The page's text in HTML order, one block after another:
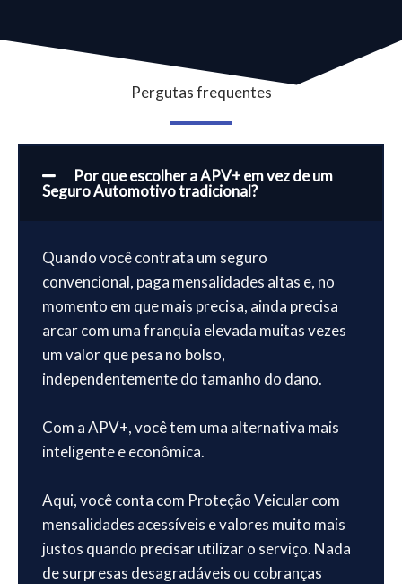
Pergutas frequentes
Por que escolher a APV+ em vez de um
Seguro Automotivo tradicional?
Quando você contrata um seguro
convencional, paga mensalidades altas e, no
momento em que mais precisa, ainda precisa
arcar com uma franquia elevada muitas vezes
um valor que pesa no bolso,
independentemente do tamanho do dano.
Com a APV+, você tem uma alternativa mais
inteligente e econômica.
Aqui, você conta com Proteção Veicular com
mensalidades acessíveis e valores muito mais
justos quando precisar utilizar o serviço. Nada
de surpresas desagradáveis ou cobranças